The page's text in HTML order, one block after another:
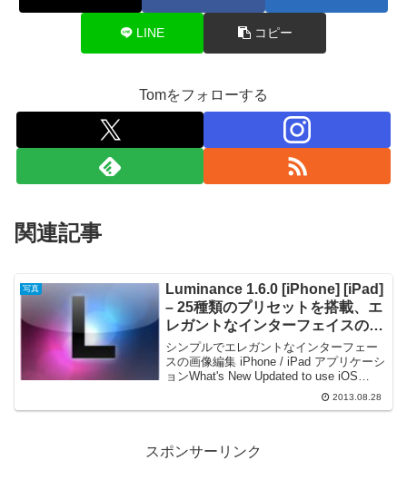
LINE コピー
Tomをフォローする
関連記事
写真
Luminance 1.6.0 [iPhone] [iPad]
– 25種類のプリセットを搭載、エ
レガントなインターフェイスの画
像編集アプリケーション
シンプルでエレガントなインターフェー
スの画像編集 iPhone / iPad アプリケーシ
ョンWhat's New Updated to use iOS
sharing to Twitterひさしぶりの紹介です。
2013.08.28
スポンサーリンク